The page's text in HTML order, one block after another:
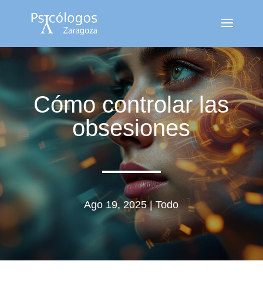
Cómo controlar las
obsesiones
Ago 19, 2025|Todo